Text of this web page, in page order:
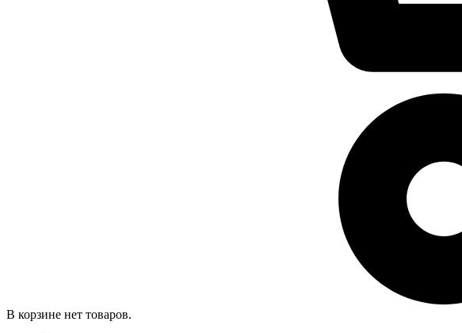
В корзине нет товаров.